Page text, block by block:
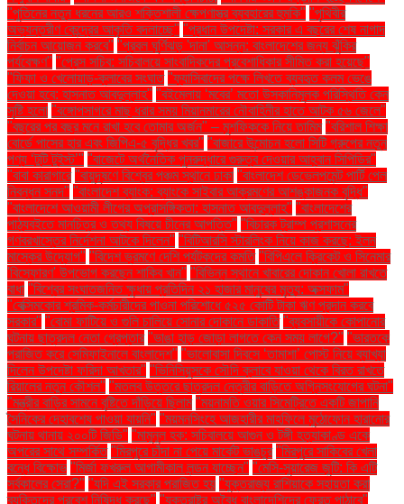
"পুতিনের নতুন ধরনের আরও শক্তিশালী ক্ষেপণাস্ত্র ব্যবহারের হুমকি" "পৃথিবীর
অভ্যন্তরীণ কেন্দ্রের আকৃতি বদলাচ্ছে" "প্রধান উপদেষ্টা: সরকার এ বছরের শেষ নাগাদ
নির্বাচন আয়োজন করবে" "প্রবল ঘূর্ণিঝড় 'দানা' আসন্ন: বাংলাদেশের জন্য ঝুঁকির
পর্যবেক্ষণ" "প্রেস সচিব: সচিবালয়ে সাংবাদিকদের প্রবেশাধিকার সীমিত করা হয়েছে"
"ফিফা ও খেলোয়াড়-ক্লাবের সংঘাত "ফ্যাসিবাদের পক্ষে লিখতে ব্যবহৃত কলম ভেঙে
দেওয়া হবে: হাসনাত আবদুল্লাহ" "বইমেলায় ‘মবের’ মতো উসকানিমূলক পরিস্থিতি কেন
সৃষ্টি হলো "বঙ্গোপসাগরে মাছ ধরার সময় মিয়ানমারের নৌবাহিনীর হাতে আটক ৫৬ জেলে"
"বছরের পর বছর মনে রাখা হবে তোমার অর্জন" – মুশফিককে নিয়ে তামিম "বরিশাল শিক্ষা
বোর্ডে পাসের হার এবং জিপিএ-৫ বৃদ্ধির খবর" "বাজারে উন্মোচন হলো সিটি গ্রুপের নতুন
পণ্য ‘টুটি টুইস্ট’" "বাজেটে অর্থনৈতিক পুনরুদ্ধারে গুরুত্ব দেওয়ার আহ্বান সিপিডির"
"বাবা কারাগারে "বায়ুদূষণে বিশ্বের পঞ্চম স্থানে ঢাকা "বাংলাদেশ ডেভেলপমেন্ট পার্টি পেল
নিবন্ধন সনদ" "বাংলাদেশ ব্যাংক: ব্যাংকে সাইবার আক্রমণের আশঙ্কাজনক বৃদ্ধি"
"বাংলাদেশে আওয়ামী লীগের অপ্রাসঙ্গিকতা: হাসনাত আবদুল্লাহ" "বাংলাদেশের
পাঠ্যবইতে মানচিত্র ও তথ্য বিষয়ে চীনের আপত্তি" "বিচারক ট্রাম্প প্রশাসনের
গণবরখাস্তের নির্দেশনা আটকে দিলেন" "বিটিআরসি স্টারলিংক নিয়ে কাজ করছে: ইলন
মাস্কের উদ্যোগ" "বিদেশ ভ্রমণে দেশি পর্যটকদের কমতি "বিপিএলে ক্রিকেট ও সিনেমার
'বিস্ফোরণ' উপভোগ করছেন শাকিব খান" "বিভিন্ন স্থানে খাবারের দোকান খোলা রাখতে
বাধা "বিশ্বের সংঘাতজনিত ক্ষুধায় প্রতিদিন ২১ হাজার মানুষের মৃত্যু: অক্সফাম"
"বেক্সিমকোর শ্রমিক-কর্মচারীদের পাওনা পরিশোধে ৫২৫ কোটি টাকা ঋণ প্রদান করবে
সরকার" "বোমা ফাটিয়ে ও গুলি চালিয়ে সোনার দোকানে ডাকাতি "ব্যবসায়ীকে কোপানোর
ঘটনায় ছাত্রদল নেতা গ্রেপ্তার "ভাঙা হাড় জোড়া লাগতে কেন সময় লাগে?" "ভারতকে
পরাজিত করে সেমিফাইনালে বাংলাদেশ" "ভালোবাসা দিবসে ‘তামাশা’ পোস্ট নিয়ে ব্যাখ্যা
দিলেন উপদেষ্টা ফরিদা আখতার" "ভিনিসিয়ুসকে সৌদি ক্লাবে যাওয়া থেকে বিরত রাখতে
রিয়ালের নতুন কৌশল" "মতলব উত্তরে ছাত্রদল নেত্রীর বাড়িতে অগ্নিসংযোগের ঘটনা"
"মন্ত্রীর বাড়ির সামনে বৃষ্টিতে দাঁড়িয়ে ছিলাম "ময়নামতি ওয়ার সিমেট্রিতে একটি জাপানি
সৈনিকের দেহাবশেষ পাওয়া যায়নি" "ময়মনসিংহে আজহারীর মাহফিলে মুঠোফোন হারানোর
ঘটনায় থানায় ২০০টি জিডি" "মামুনুল হক: সচিবালয়ে আগুন ও টঙ্গী হত্যাকাণ্ড একে
অপরের সাথে সম্পর্কিত "মিরপুরে চাঁদা না পেয়ে মার্কেট ভাঙচুর "মিরপুরে সাকিবের খেলা
বন্ধে বিক্ষোভ "মির্জা ফখরুল আগামীকাল লন্ডন যাচ্ছেন" "মেসি-সুয়ারেজ জুটি: কি এটি
সর্বকালের সেরা?" "যদি এই সরকার পরাজিত হয় "যুক্তরাজ্য রাশিয়াকে সহায়তা করা
ব্যক্তিদের প্রবেশ নিষিদ্ধ করছে" "যুক্তরাষ্ট্র অবৈধ বাংলাদেশিদের ফেরত পাঠাবে"